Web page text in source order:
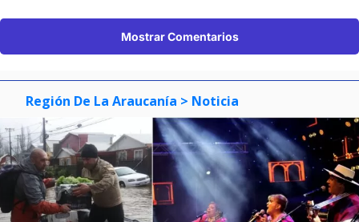
Mostrar Comentarios
Región De La Araucanía > Noticia